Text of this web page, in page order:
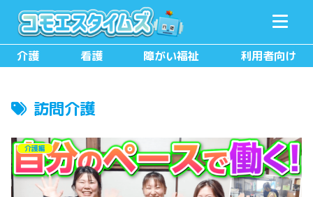
介護 看護 障がい福祉 利用者向け
訪問介護
介護編
メニュー 検索